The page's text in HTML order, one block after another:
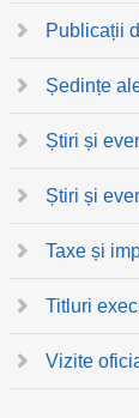
Publicații
Ședințe
Știri și
Știri și
Taxe și
Titluri
Vizite